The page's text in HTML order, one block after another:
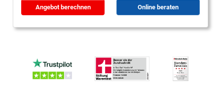
Angebot berechnen Online beraten